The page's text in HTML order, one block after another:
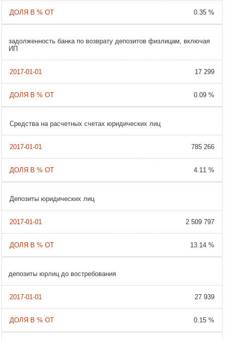
0.35 %
задолженность банка по возврату депозитов физлицам, включая
ИП
17 299
0.09 %
Cредства на расчетных счетах юридических лиц
785 266
4.11 %
Депозиты юридических лиц
2 509 797
13.14 %
депозиты юрлиц до востребования
27 939
0.15 %